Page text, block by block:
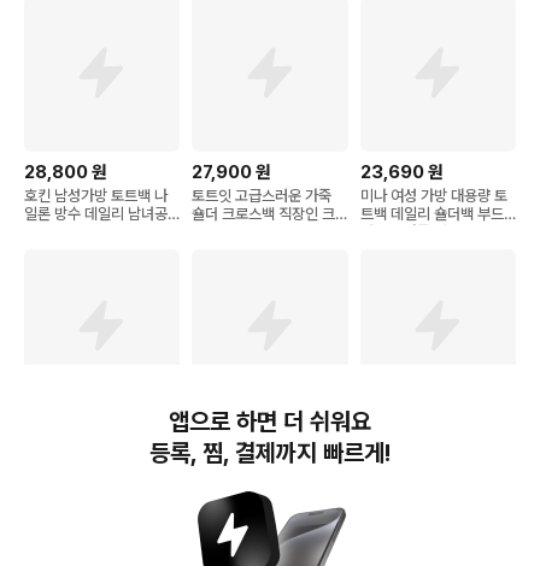
28,800원
호킨 남성가방 토트백 나
일론 방수 데일리 남녀공
27,900원
토트잇 고급스러운 가죽
숄더 크로스백 직장인 크
23,690원
미나 여성 가방 대용량 토
트백 데일리 숄더백 부드
여성용 빅사이즈 숄더 대
용량 토트백 여행 가방 숄
23,900원
애드에딧 코펜 크로스 토
트백
22,900
애드에딧 심플 리처드 토
트백
앱으로 하면 더 쉬워요
등록, 찜, 결제까지 빠르게!